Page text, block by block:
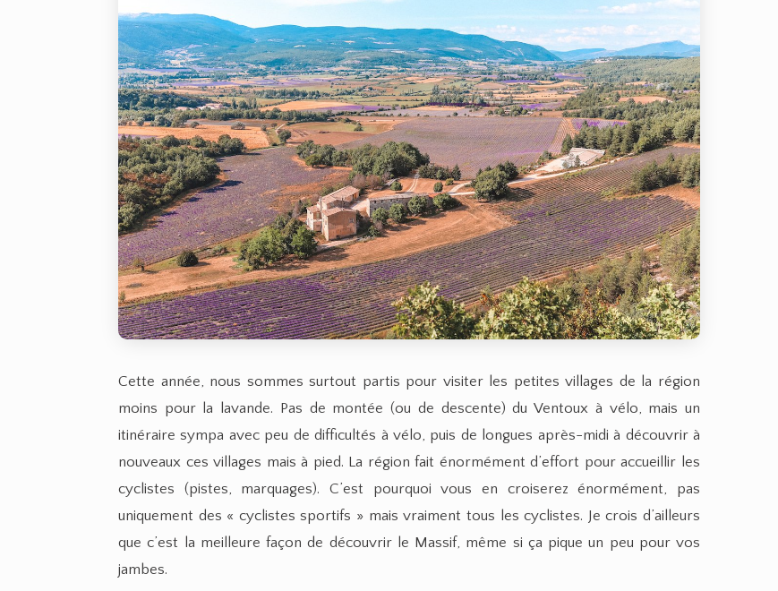
Cette année, nous sommes surtout partis pour visiter les petites villages de la région
moins pour la lavande. Pas de montée (ou de descente) du Ventoux à vélo, mais un
itinéraire sympa avec peu de difficultés à vélo, puis de longues après-midi à découvrir à
nouveaux ces villages mais à pied. La région fait énormément d’effort pour accueillir les
cyclistes (pistes, marquages). C’est pourquoi vous en croiserez énormément, pas
uniquement des « cyclistes sportifs » mais vraiment tous les cyclistes. Je crois d’ailleurs
que c’est la meilleure façon de découvrir le Massif, même si ça pique un peu pour vos
jambes.